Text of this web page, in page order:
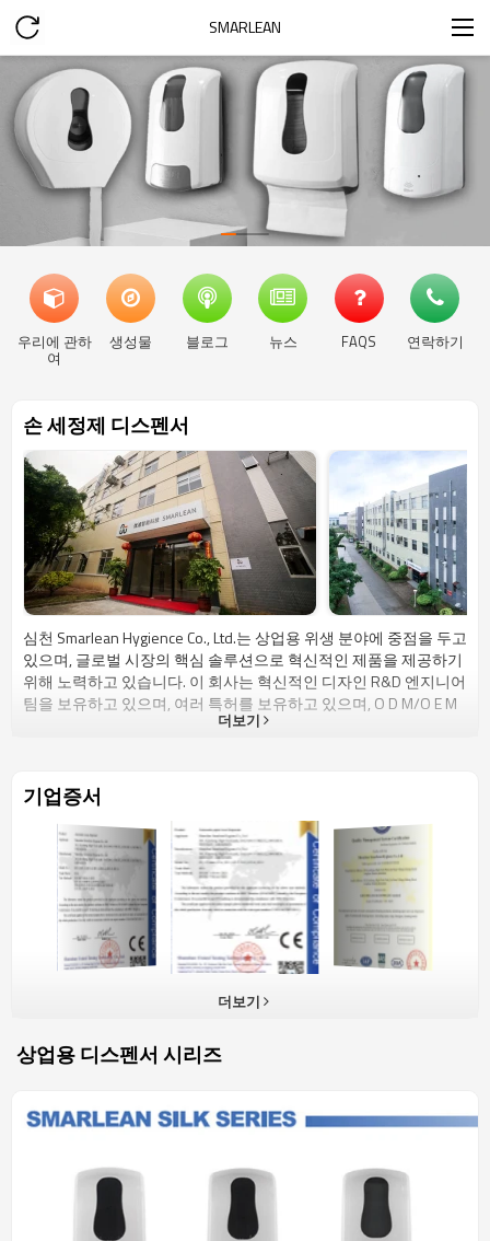
SMARLEAN
우리에 관하
여
생성물 블로그 뉴스 FAQS 연락하기
손 세정제 디스펜서
심천 Smarlean Hygience Co., Ltd.는 상업용 위생 분야에 중점을 두고
있으며, 글로벌 시장의 핵심 솔루션으로 혁신적인 제품을 제공하기
위해 노력하고 있습니다. 이 회사는 혁신적인 디자인 R&D 엔지니어
팀을 보유하고 있으며, 여러 특허를 보유하고 있으며, O D M/O E M
서비스를 제공하며, 로고, 라벨, 포장 및 색상 사용자 정의가 가능합
주, 캐나다 등 70개국 이상으로 수출하고 있습니다.Smarlean은 광
둥성 허위안시에 위치한 10,000제곱미터가 넘는 대용량 플라스틱
연관 공장을 보유하고 있습니다. ISO9001-2008을 통과했습니다.
당사는 엄격한 품질 관리 시스템을 갖추고 있으며, 전면 커버 낙하
테스트, 배터리 수명 테스트, 카톤 낙하 테스트 등 20개 이상의 QC
항목을 실시합니다. 당사의 주요 제품은 수동 비누 디스펜서, 자동
비누 디스펜서, 센터 풀 티슈 페이퍼 디스펜서, 다운 풀 페이퍼 디스
펜서, 점보 롤 페이퍼 디스펜서, 센서 페이퍼 디스펜서 등입니다. 필
요하신 것이 있다면 곧 만나 뵐 수 있습니다. IS S A 회원인 Smarlean
대한 풍부한 경험을 보유하고 있으므로 당사의 가장 큰 강점은 포괄
깊은 서비스로 공공 장소를 위한 혁신적인 건강 솔루션을 계속 제공
가장 안정적이고 내구성 있는 상업용 페이퍼 디스펜서 및 비누 디스
공급업체; c. 연구, 설계, 생산 및 유통을 통합하여 경쟁력 있는 가격
으로 제품을 만듭니다. d. 혁신적인 설계를 갖춘 20명의 R&D 엔지
니어 팀; e. 10000개의 플라스틱 및 금형 제작 공장; f. 16개의 사출
금형과 높은 생산 능력을 갖춘 6개의 조립 라인. g. 엄격한 품질 관리
더보기
기업증서
더보기
상업용 디스펜서 시리즈